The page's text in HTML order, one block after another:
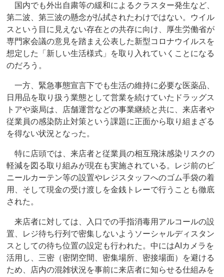
国内でも外出自粛等の緩和によるクラスター発生など、
第二波、第三波の懸念が払拭されたわけではない。ウイル
スという目に見えない存在との共存に向け、厚生労働省が
専門家会議の意見を踏まえ公表した新型コロナウイルスを
想定した「新しい生活様式」を取り入れていくことになる
のだろう。
一方、緊急事態宣言下でも生活の維持に必要な医薬品、
日用品を取り扱う業態として営業を続けていたドラッグス
トアや薬局は、店舗運営などの事業継続と共に、来店者や
従業員の感染防止対策という課題に正面から取り組まざる
を得ない状況となった。
特に店頭では、来店者と従業員の相互飛沫感染リスクの
軽減を図る取り組みが現在も実施されている。レジ前のビ
ニールカーテン等の設置やレジスタッフへのゴム手袋の着
用、そして現金の受け渡しを金銭トレーで行うことも徹底
された。
来店者に対しては、入口での手指消毒用アルコールの設
置、レジ待ち行列で密集しないようソーシャルディスタン
スとしての待ち位置の設定も行われた。中にはAIカメラを
活用し、三密（密閉空間、密集場所、密接場面）を避ける
ため、店内の混雑状況を事前に来店者に知らせる仕組みを